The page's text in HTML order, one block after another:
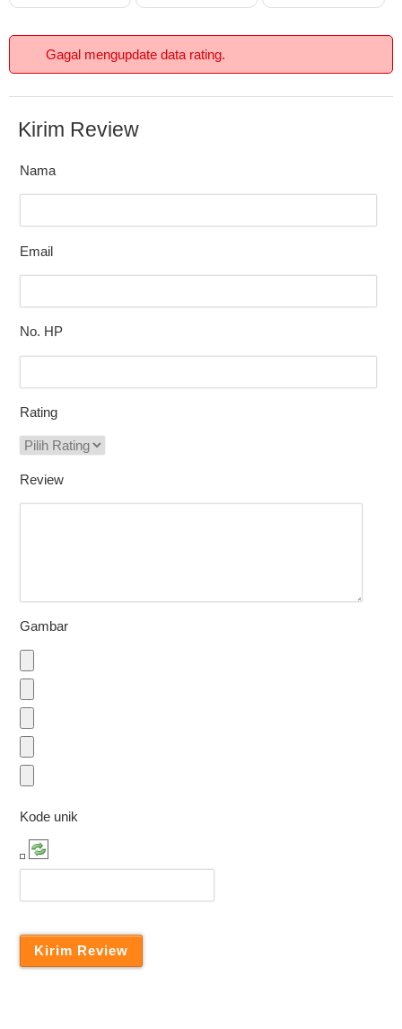
Gagal mengupdate data rating.
Kirim Review
Nama
Email
No. HP
Rating
Review
Gambar
Kode unik